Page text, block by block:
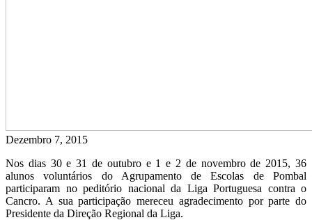
Dezembro 7, 2015
Nos dias 30 e 31 de outubro e 1 e 2 de novembro de 2015, 36
alunos voluntários do Agrupamento de Escolas de Pombal
participaram no peditório nacional da Liga Portuguesa contra o
Cancro. A sua participação mereceu agradecimento por parte do
Presidente da Direção Regional da Liga.